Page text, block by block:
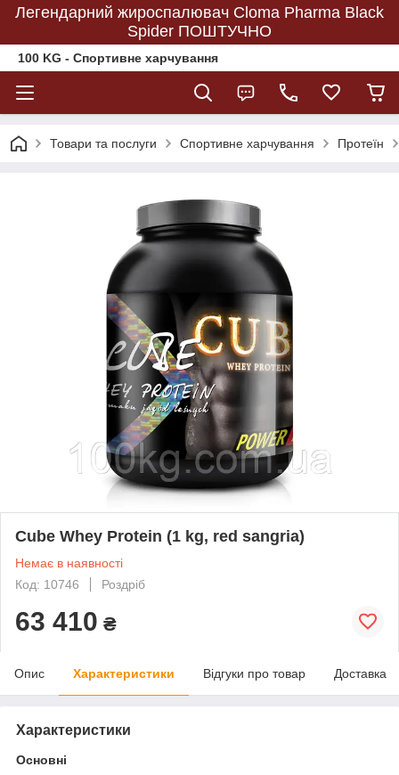
Легендарний жироспалювач Cloma Pharma Black
Spider ПОШТУЧНО
100 KG - Спортивне харчування
Товари та послуги Спортивне харчування Протеїн
Cube Whey Protein (1 kg, red sangria)
Немає в наявності
Код: 10746
Роздріб
63 410 ₴
Опис Характеристики Відгуки про товар Доставка
Характеристики
Основні